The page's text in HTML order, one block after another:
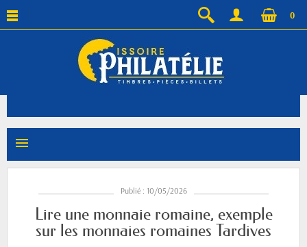
0
menu
Publié : 10/05/2026
Lire une monnaie romaine, exemple
sur les monnaies romaines Tardives